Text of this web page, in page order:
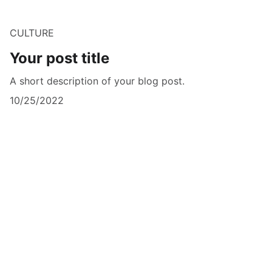
CULTURE
Your post title
A short description of your blog post.
10/25/2022